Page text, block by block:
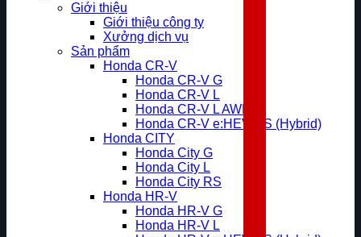
Giới thiệu
Giới thiệu công ty
Xưởng dịch vụ
Sản phẩm
Honda CR-V
Honda CR-V G
Honda CR-V L
Honda CR-V L AWD
Honda CR-V e:HEV RS (Hybrid)
Honda CITY
Honda City G
Honda City L
Honda City RS
Honda HR-V
Honda HR-V G
Honda HR-V L